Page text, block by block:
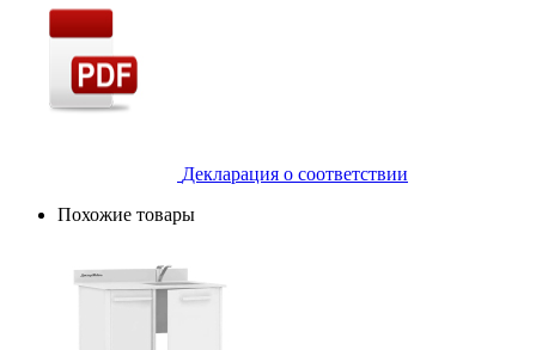
Декларация о соответствии
Похожие товары